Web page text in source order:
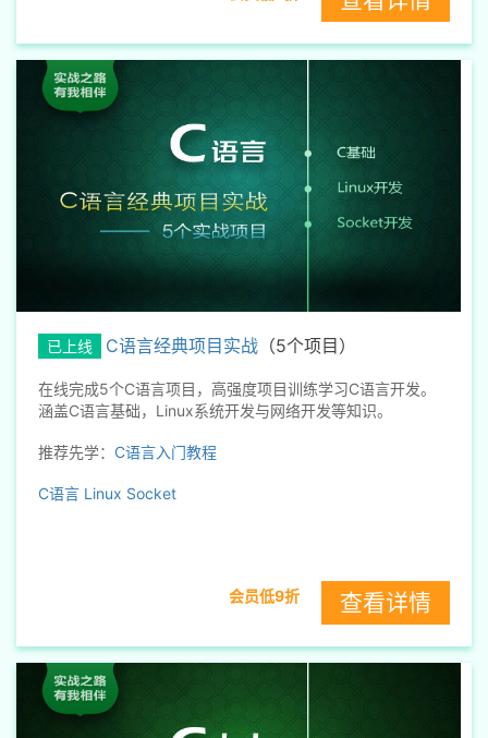
已上线 C语言经典项目实战 （5个项目）
在线完成5个C语言项目，高强度项目训练学习C语言开发。
涵盖C语言基础，Linux系统开发与网络开发等知识。
推荐先学： C语言入门教程
C语言 Linux Socket
会员低9折 查看详情